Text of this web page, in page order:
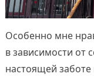
Особенно мне
в зависимости от
настоящей